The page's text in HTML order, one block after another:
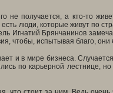
не получается, а кто-то
люди, которые живут по
Игнатий Брянчанинов
чтобы, испытывая благо, они
и в мире бизнеса.
по карьерной лестнице,